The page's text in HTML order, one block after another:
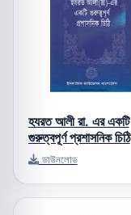
হযরত আলী রা. এর একটি
গুরুত্বপূর্ণ প্রশাসনিক চিঠি
ডাউনলোড